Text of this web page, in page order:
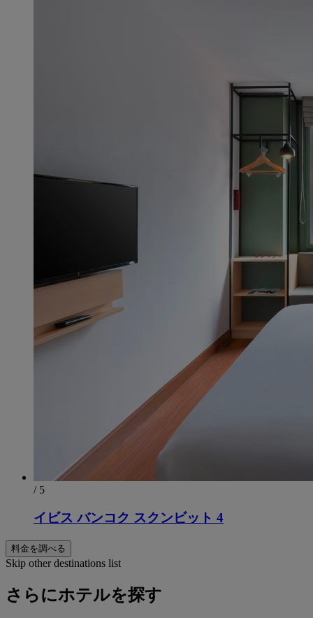
/ 5
イビス バンコク スクンビット 4
料金を調べる
Skip other destinations list
さらにホテルを探す